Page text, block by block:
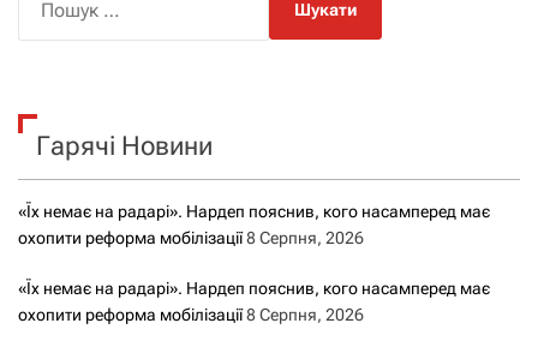
г
ц
і
я
з
к
Гарячі Новини
«Їх немає на радарі». Нардеп пояснив, кого насамперед має
охопити реформа мобілізації8 Серпня, 2026
«Їх немає на радарі». Нардеп пояснив, кого насамперед має
охопити реформа мобілізації8 Серпня, 2026